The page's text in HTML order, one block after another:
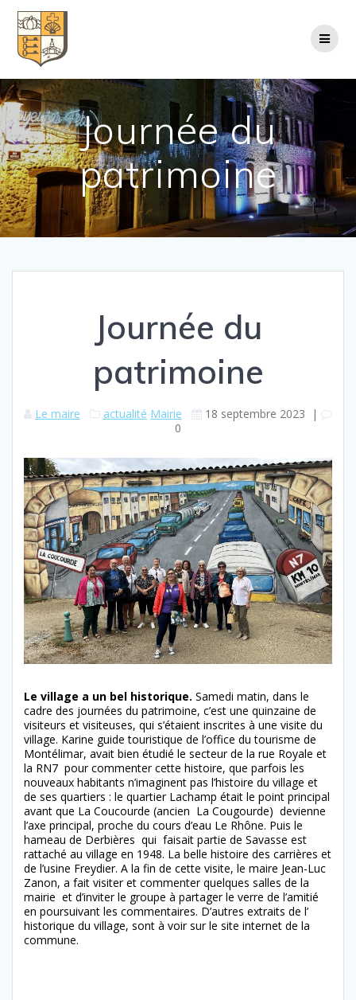
Journée du
patrimoine
Journée du
patrimoine
Le maire actualité Mairie 18 septembre 2023 |
0
Le village a un bel historique. Samedi matin, dans le
cadre des journées du patrimoine, c’est une quinzaine de
visiteurs et visiteuses, qui s’étaient inscrites à une visite du
village. Karine guide touristique de l’office du tourisme de
Montélimar, avait bien étudié le secteur de la rue Royale et
la RN7 pour commenter cette histoire, que parfois les
nouveaux habitants n’imaginent pas l’histoire du village et
de ses quartiers : le quartier Lachamp était le point principal
avant que La Coucourde (ancien La Cougourde) devienne
l’axe principal, proche du cours d’eau Le Rhône. Puis le
hameau de Derbières qui faisait partie de Savasse est
rattaché au village en 1948. La belle histoire des carrières et
de l’usine Freydier. A la fin de cette visite, le maire Jean-Luc
Zanon, a fait visiter et commenter quelques salles de la
mairie et d’inviter le groupe à partager le verre de l’amitié
en poursuivant les commentaires. D’autres extraits de l’
historique du village, sont à voir sur le site internet de la
commune.